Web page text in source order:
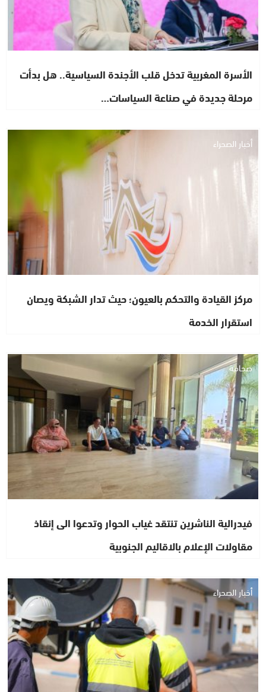
الأسرة المغربية تدخل قلب الأجندة السياسية.. هل بدأت
مرحلة جديدة في صناعة السياسات…
أخبار الصحراء
مركز القيادة والتحكم بالعيون؛ حيث تدار الشبكة ويصان
استقرار الخدمة
صحافة
فيدرالية الناشرين تنتقد غياب الحوار وتدعوا الى إنقاذ
مقاولات الإعلام بالاقاليم الجنوبية
أخبار الصحراء